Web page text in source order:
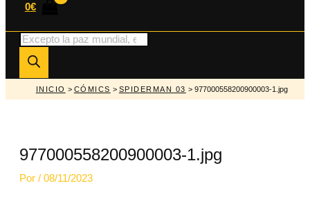
0€
Búsqueda
de
productos
INICIO > CÓMICS > SPIDERMAN 03 > 977000558200900003-1.jpg
977000558200900003-1.jpg
Por / 08/11/2023